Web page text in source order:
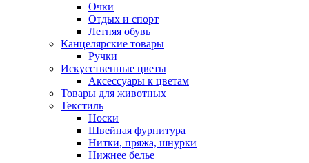
Очки
Отдых и спорт
Летняя обувь
Канцелярские товары
Ручки
Искусственные цветы
Аксессуары к цветам
Товары для животных
Текстиль
Носки
Швейная фурнитура
Нитки, пряжа, шнурки
Нижнее белье